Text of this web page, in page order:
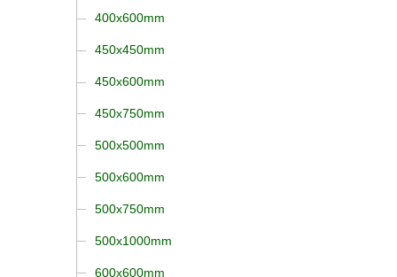
400x600mm
450x450mm
450x600mm
450x750mm
500x500mm
500x600mm
500x750mm
500x1000mm
600x600mm